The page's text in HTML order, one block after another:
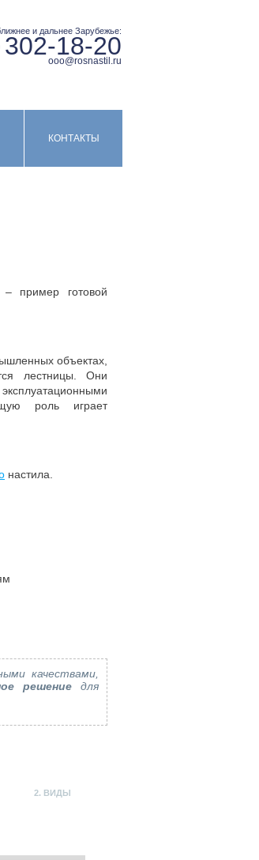
и дальнее Зарубежье:
302-18-20
ooo@rosnastil.ru
КОНТАКТЫ
– пример готовой
объектах,
лестницы. Они
роль играет
настила.
качествами,
решение для
2. ВИДЫ